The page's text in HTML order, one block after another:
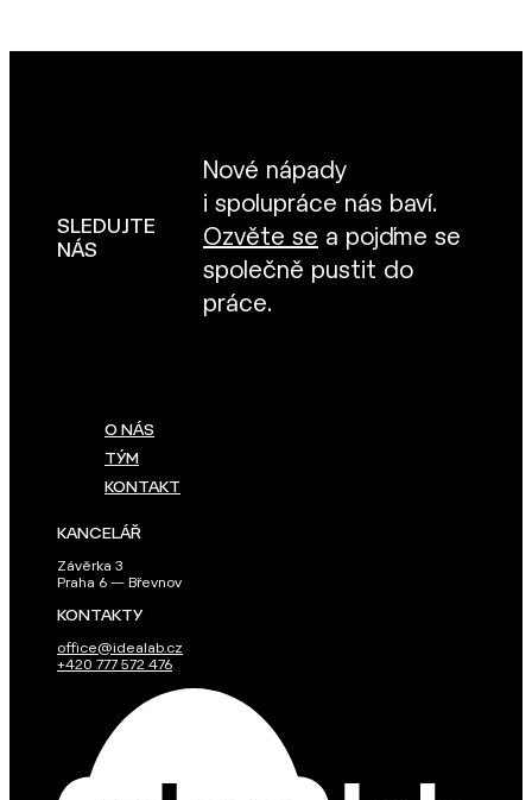
SLEDUJTE
NÁS
Nové nápady
i spolupráce nás baví.
Ozvěte se a pojďme se
společně pustit do
práce.
O NÁS
TÝM
KONTAKT
KANCELÁŘ
Závěrka 3
Praha 6 — Břevnov
KONTAKTY
office@idealab.cz
+420 777 572 476